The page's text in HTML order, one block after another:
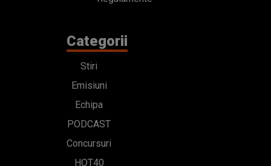
Categorii
Stiri
Emisiuni
Echipa
PODCAST
Concursuri
HOT40